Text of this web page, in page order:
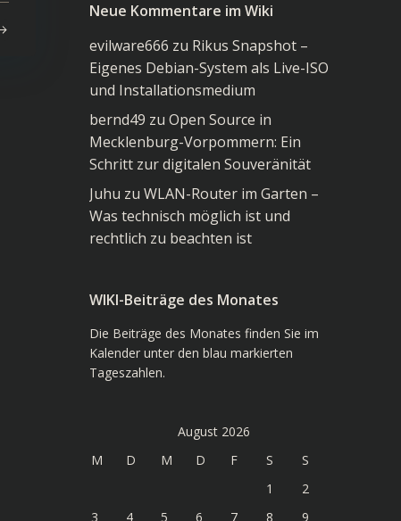
Wiki
Neue Kommentare im Wiki
evilware666 zu Rikus Snapshot –
Eigenes Debian-System als Live-ISO
und Installationsmedium
bernd49 zu Open Source in
Mecklenburg-Vorpommern: Ein
Schritt zur digitalen Souveränität
Juhu zu WLAN-Router im Garten –
Was technisch möglich ist und
rechtlich zu beachten ist
WIKI-Beiträge des Monates
Die Beiträge des Monates finden Sie im
Kalender unter den blau markierten
Tageszahlen.
August 2026
M
D M D F S
S
1
2
3
4 5 6 7 8
9